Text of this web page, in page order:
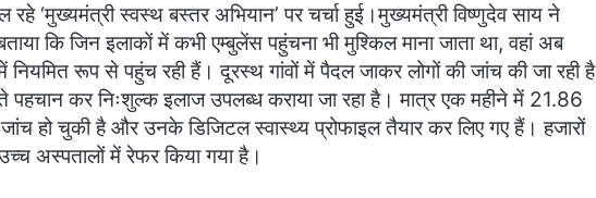
‘मुख्यमंत्री स्वस्थ बस्तर अभियान’ पर चर्चा हुई।मुख्यमंत्री विष्णुदेव साय ने
कि जिन इलाकों में कभी एम्बुलेंस पहुंचना भी मुश्किल माना जाता था, वहां अब
नियमित रूप से पहुंच रही हैं। दूरस्थ गांवों में पैदल जाकर लोगों की जांच की जा रही है
पहचान कर निःशुल्क इलाज उपलब्ध कराया जा रहा है। मात्र एक महीने में 21.86
जांच हो चुकी है और उनके डिजिटल स्वास्थ्य प्रोफाइल तैयार कर लिए गए हैं। हजारों
अस्पतालों में रेफर किया गया है।